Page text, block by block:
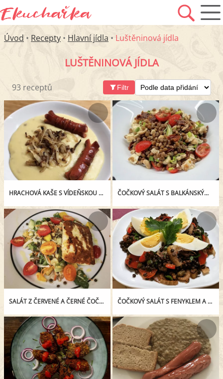
Úvod • Recepty • Hlavní jídla • Luštěninová jídla
LUŠTĚNINOVÁ JÍDLA
93 receptů Filtr
HRACHOVÁ KAŠE S VÍDEŇSKOU CIBULKOU A PIKANTNÍMI PÁRKY ČOČKOVÝ SALÁT S BALKÁNSKÝM SÝREM
SALÁT Z ČERVENÉ A ČERNÉ ČOČKY S HALLOUMI ČOČKOVÝ SALÁT S FENYKLEM A VEJCEM